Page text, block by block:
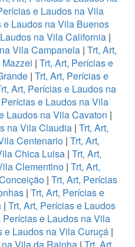
e Laudos na Vila
e Laudos na Vila Buenos
na Vila California |
Vila Campanela| Trt, Art,
| Trt, Art, Perícias e
| Trt, Art, Perícias e
Art, Perícias e Laudos na
Perícias e Laudos na Vila
Laudos na Vila Cavaton |
na Vila Claudia | Trt, Art,
Centenario| Trt, Art,
Chica Luisa | Trt, Art,
Clementino | Trt, Art,
| Trt, Art, Perícias
| Trt, Art, Perícias e
| Trt, Art, Perícias e Laudos
Perícias e Laudos na Vila
e Laudos na Vila Curuçá |